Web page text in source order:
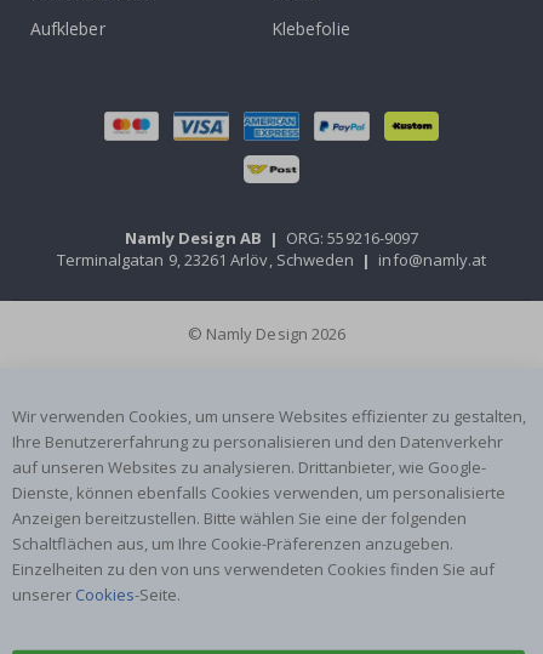
Aufkleber
Klebefolie
Namly Design AB | ORG: 559216-9097
Terminalgatan 9, 23261 Arlöv, Schweden | info@namly.at
© Namly Design 2026
Wir verwenden Cookies, um unsere Websites effizienter zu gestalten,
Ihre Benutzererfahrung zu personalisieren und den Datenverkehr
auf unseren Websites zu analysieren. Drittanbieter, wie Google-
Dienste, können ebenfalls Cookies verwenden, um personalisierte
Anzeigen bereitzustellen. Bitte wählen Sie eine der folgenden
Schaltflächen aus, um Ihre Cookie-Präferenzen anzugeben.
Einzelheiten zu den von uns verwendeten Cookies finden Sie auf
unserer Cookies-Seite.